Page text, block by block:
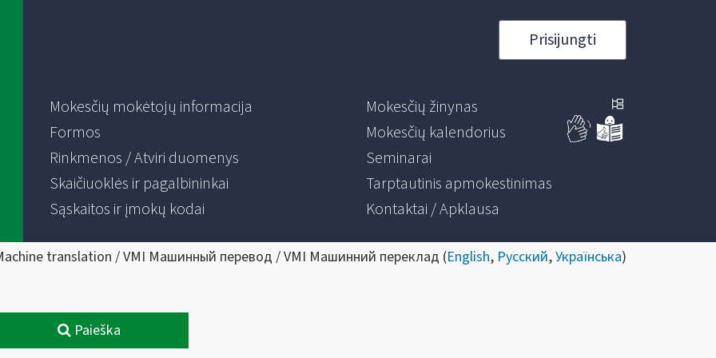
Prisijungti
Mokesčių mokėtojų informacija
Formos
Rinkmenos / Atviri duomenys
Skaičiuoklės ir pagalbininkai
Sąskaitos ir įmokų kodai
Mokesčių žinynas
Mokesčių kalendorius
Seminarai
Tarptautinis apmokestinimas
Kontaktai / Apklausa
translation / VMI Машинный перевод / VMI Машинний переклад (English, Русский,Українська)
Paieška